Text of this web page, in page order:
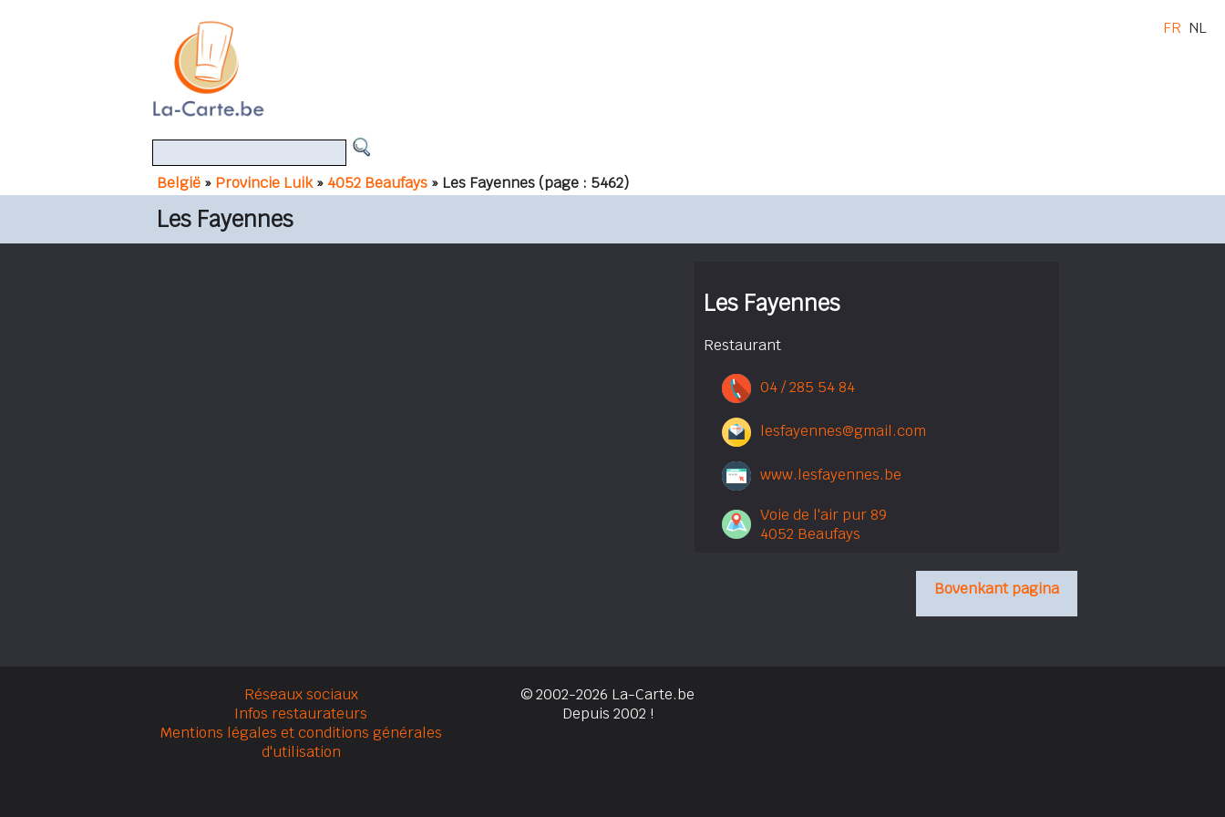
België » Provincie Luik»4052 Beaufays » Les Fayennes(page : 5462)
FR NL
Les Fayennes
Les Fayennes
Restaurant
04 / 285 54 84
lesfayennes@gmail.com
www.lesfayennes.be
Voie de l'air pur 89
4052 Beaufays
Bovenkant pagina
Réseaux sociaux
Infos restaurateurs
Mentions légales et conditions générales
d'utilisation
© 2002-2026 La-Carte.be
Depuis 2002 !